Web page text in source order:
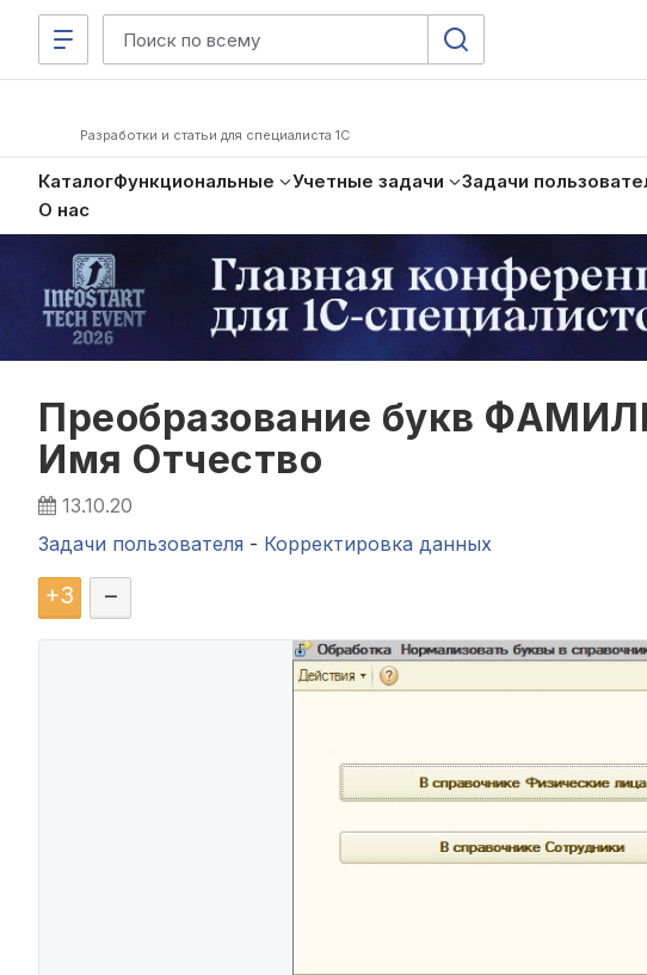
Разработки и статьи для специалиста 1С
КаталогФункциональные Учетные задачи Задачи
О нас
Преобразование букв
Имя Отчество
13.10.20
Задачи пользователя - Корректировка данных
+3 –